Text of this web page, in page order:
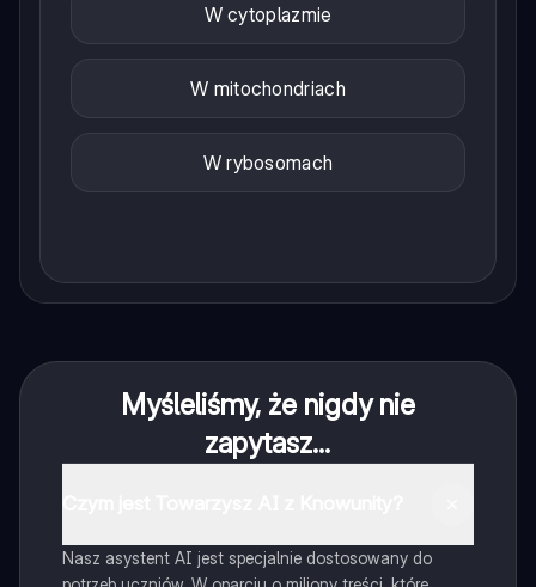
W cytoplazmie
W mitochondriach
W rybosomach
Myśleliśmy, że nigdy nie
zapytasz...
Nasz asystent AI jest specjalnie dostosowany do